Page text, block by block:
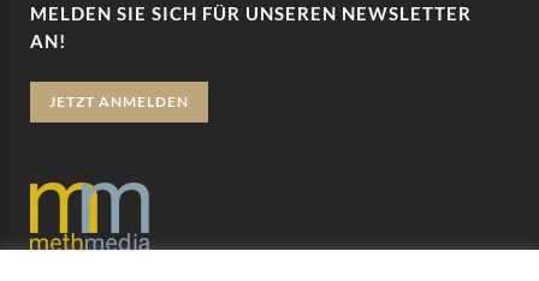
MELDEN SIE SICH FÜR UNSEREN NEWSLETTER
AN!
JETZT ANMELDEN